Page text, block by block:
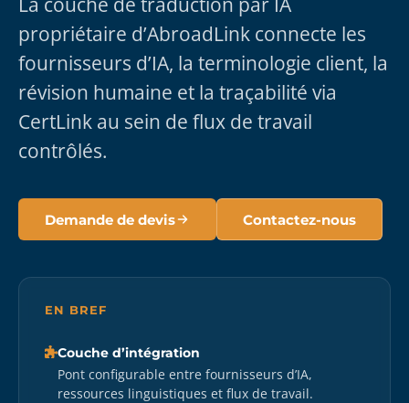
propriétaire d’AbroadLink connecte les
fournisseurs d’IA, la terminologie client, la
révision humaine et la traçabilité via
CertLink au sein de flux de travail
contrôlés.
Demande de devis Contactez-nous
EN BREF
Couche d’intégration
Pont configurable entre fournisseurs d’IA,
ressources linguistiques et flux de travail.